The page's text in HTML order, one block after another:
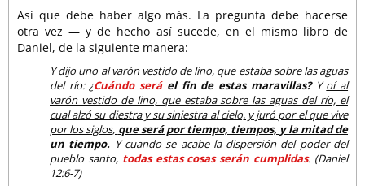
Así que debe haber algo más. La pregunta debe hacerse
otra vez — y de hecho así sucede, en el mismo libro de
Daniel, de la siguiente manera:
Y dijo uno al varón vestido de lino, que estaba sobre las aguas
del río: ¿Cuándo seráel fin de estas maravillas?Yoí al
varón vestido de lino, que estaba sobre las aguas del río, el
cual alzó su diestra y su siniestra al cielo, y juró por el que vive
por los siglos, que será por tiempo, tiempos, y la mitad de
un tiempo. Y cuando se acabe la dispersión del poder del
pueblo santo, todas estas cosas serán cumplidas. (Daniel
12:6-7)